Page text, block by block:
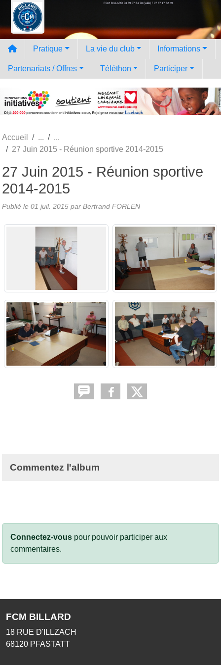
FCM BILLARD 03 69 07 84 78 (salle) / 07 67 17 52 49
Pratique La vie du club Informations
Partenariats / Offres Téléthon Participer
Accueil
27 Juin 2015 - Réunion sportive 2014-2015
27 Juin 2015 - Réunion sportive
2014-2015
Publié le 01 juil. 2015 par Bertrand FORLEN
Commentez l'album
Connectez-vous pour pouvoir participer aux
commentaires.
FCM BILLARD
18 RUE D'ILLZACH
68120 PFASTATT
Panneau de gestion des cookies